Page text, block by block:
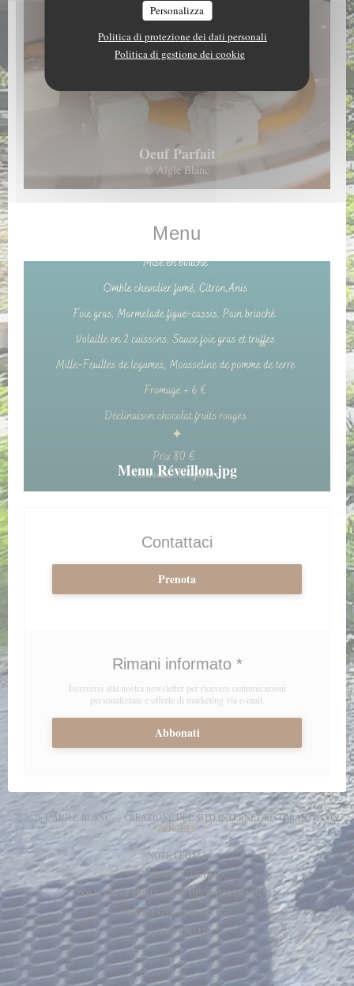
Personalizza
Politica di protezione dei dati personali
Politica di gestione dei cookie
Oeuf Parfait
© Aigle Blanc
Menu
Menu Réveillon.jpg
Contattaci
Prenota
Rimani informato *
Iscriversi alla nostra newsletter per ricevere comunicazioni
personalizzate e offerte di marketing via e-mail.
Abbonati
© 2026 L'AIGLE BLANC — CREAZIONE DEL SITO INTERNET RISTORANTE CON
ZENCHEF((APRE UNA NUOVA FINESTRA))
NOTE LEGALI((APRE UNA NUOVA FINESTRA))
TERMINI DI UTILIZZO((APRE UNA NUOVA
POLITICA DI PROTEZIONE DEI DATI PERSONALI((APRE UNA
INFORMATIVA SUI COOKIE
((APRE UNA NUOVA
ACCESSIBILITA((APRE UNA NUOVA FINESTRA))